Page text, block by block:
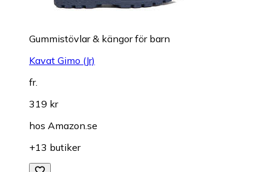
Gummistövlar & kängor för barn
Kavat Gimo (Jr)
fr.
319 kr
hos Amazon.se
+13 butiker